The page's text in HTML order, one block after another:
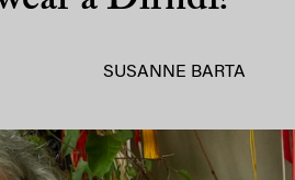
SUSANNE BARTA